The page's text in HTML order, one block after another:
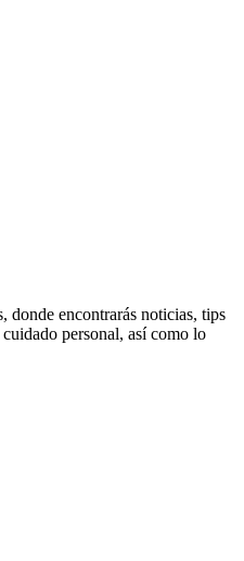
donde encontrarás noticias, tips
personal, así como lo